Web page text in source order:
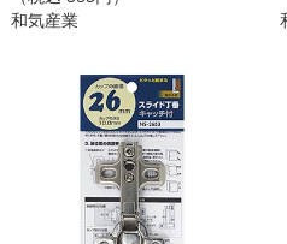
和気産業